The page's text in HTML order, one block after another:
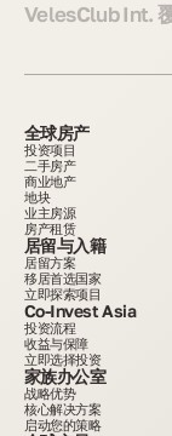
VelesClub Int.
全球房产
投资项目
二手房产
商业地产
地块
业主房源
房产租赁
居留与入籍
居留方案
移居首选国家
立即探索项目
Co-Invest Asia
投资流程
收益与保障
立即选择投资
家族办公室
战略优势
核心解决方案
启动您的策略